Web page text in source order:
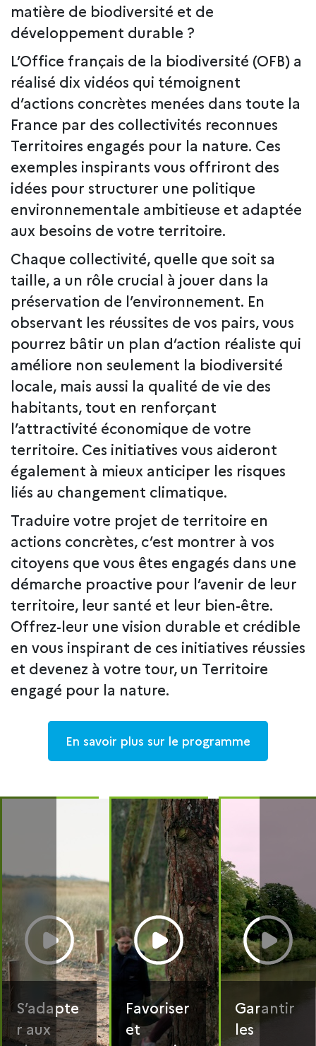
matière de biodiversité et de
développement durable ?
L’Office français de la biodiversité (OFB) a
réalisé dix vidéos qui témoignent
d’actions concrètes menées dans toute la
France par des collectivités reconnues
Territoires engagés pour la nature. Ces
exemples inspirants vous offriront des
idées pour structurer une politique
environnementale ambitieuse et adaptée
aux besoins de votre territoire.
Chaque collectivité, quelle que soit sa
taille, a un rôle crucial à jouer dans la
préservation de l’environnement. En
observant les réussites de vos pairs, vous
pourrez bâtir un plan d’action réaliste qui
améliore non seulement la biodiversité
locale, mais aussi la qualité de vie des
habitants, tout en renforçant
l’attractivité économique de votre
territoire. Ces initiatives vous aideront
également à mieux anticiper les risques
liés au changement climatique.
Traduire votre projet de territoire en
actions concrètes, c’est montrer à vos
citoyens que vous êtes engagés dans une
démarche proactive pour l’avenir de leur
territoire, leur santé et leur bien-être.
Offrez-leur une vision durable et crédible
en vous inspirant de ces initiatives réussies
et devenez à votre tour, un Territoire
engagé pour la nature.
En savoir plus sur le programme
S’adapte
r aux
Favoriser
et
Garantir
les